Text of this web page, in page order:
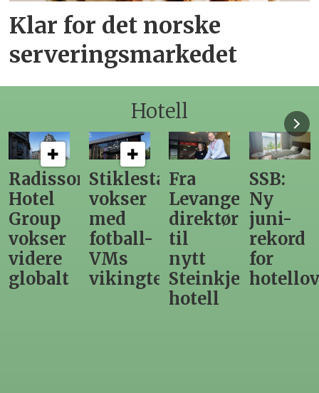
Klar for det norske
serveringsmarkedet
Hotell
Stiklestad
vokser
med
fotball-
VMs
vikingtematikk
Fra
Levanger-
direktør
til
nytt
Steinkjer-
SSB:
Ny
juni-
rekord
for
Elendig
gir
utslag
for